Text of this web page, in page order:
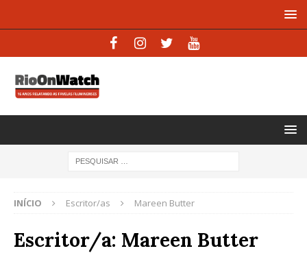
INÍCIO Escritor/as Mareen Butter
Escritor/a: Mareen Butter